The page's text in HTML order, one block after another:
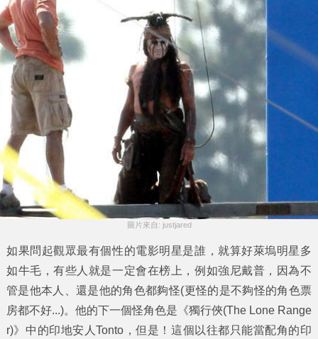
圖片來自: justjared
如果問起觀眾最有個性的電影明星是誰，就算好萊塢明星多
如牛毛，有些人就是一定會在榜上，例如強尼戴普 ，因為不
管是他本人、還是他的角色都夠怪(更怪的是不夠怪的角色票
房都不好...)。他的下一個怪角色是《獨行俠(The Lone Range
r)》中的印地安人Tonto ，但是！這個以往都只能當配角的印